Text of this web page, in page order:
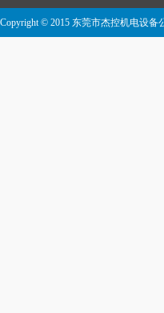
Copyright © 2015 东莞市杰控机电设备